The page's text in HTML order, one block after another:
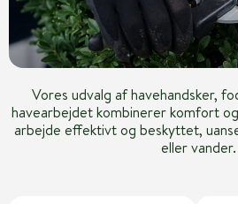
Vores udvalg af havehandsker,
havearbejdet kombinerer komfort
arbejde effektivt og beskyttet,
eller vander.